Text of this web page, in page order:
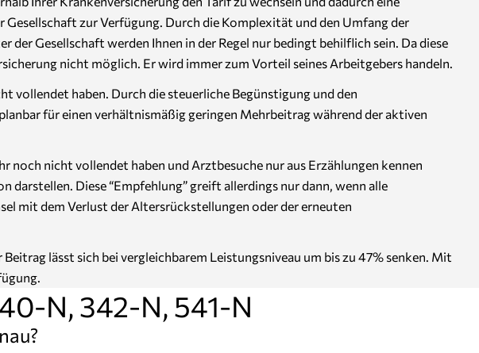
Gesellschaft zur Verfügung. Durch die Komplexität und den Umfang der
Gesellschaft werden Ihnen in der Regel nur bedingt behilflich sein. Da diese
nicht möglich. Er wird immer zum Vorteil seines Arbeitgebers handeln.
vollendet haben. Durch die steuerliche Begünstigung und den
für einen verhältnismäßig geringen Mehrbeitrag während der aktiven
noch nicht vollendet haben und Arztbesuche nur aus Erzählungen kennen
darstellen. Diese “Empfehlung” greift allerdings nur dann, wenn alle
mit dem Verlust der Altersrückstellungen oder der erneuten
lässt sich bei vergleichbarem Leistungsniveau um bis zu 47% senken. Mit
N, 342-N, 541-N